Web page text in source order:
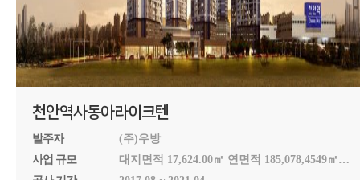
천안역사동아라이크텐
발주자
(주)우방
사업 규모
대지면적 17,624.00㎡ 연면적 185,078,4549㎡
건축면적 8,059.6157㎡ 용적률 730.40% 건폐율